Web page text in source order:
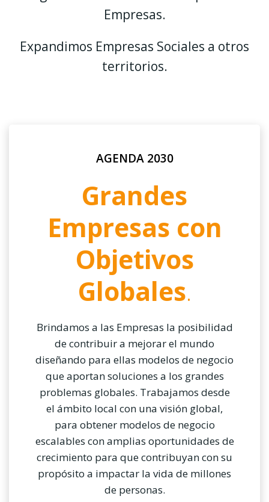
Empresas.
Expandimos Empresas Sociales a otros
territorios.
AGENDA 2030
Grandes
Empresas con
Objetivos
Globales.
Brindamos a las Empresas la posibilidad
de contribuir a mejorar el mundo
diseñando para ellas modelos de negocio
que aportan soluciones a los grandes
problemas globales. Trabajamos desde
el ámbito local con una visión global,
para obtener modelos de negocio
escalables con amplias oportunidades de
crecimiento para que contribuyan con su
propósito a impactar la vida de millones
de personas.